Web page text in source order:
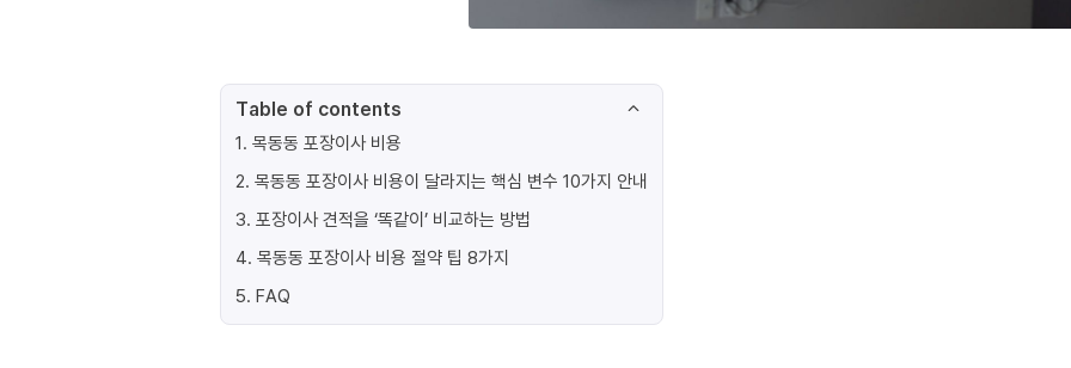
Table of contents
1. 목동동 포장이사 비용
2. 목동동 포장이사 비용이 달라지는 핵심 변수 10가지 안내
3. 포장이사 견적을 ‘똑같이’ 비교하는 방법
4. 목동동 포장이사 비용 절약 팁 8가지
5. FAQ